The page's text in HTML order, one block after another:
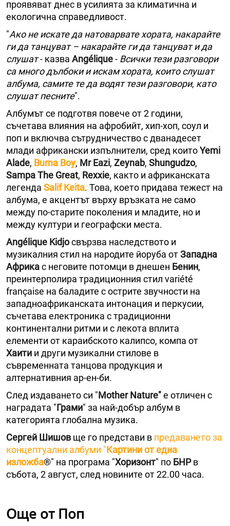
проявяват днес в усилията за климатична и
екологична справедливост.
"Ако не искате да натоварвате хората, накарайте
ги да танцуват – накарайте ги да танцуват и да
слушат- казва Angélique- Всички тези разговори
са много дълбоки и искам хората, които слушат
албума, самите те да водят тези разговори, като
слушат песните".
Албумът се подготвя повече от 2 години,
съчетава влияния на афробийт, хип-хоп, соул и
поп и включва сътрудничество с дванадесет
млади африкански изпълнители, сред коитоYemi
Alade, Burna Boy, Mr Eazi, Zeynab, Shungudzo,
Sampa The Great, Rexxie, както и африканската
легенда Salif Keita. Това, което придава тежест на
албума, е акцентът върху връзката не само
между по-старите поколения и младите, но и
между култури и географски места.
Angélique Kidjoсвързва наследството и
музикалния стил на народите йоруба отЗападна
Африкас неговите потомци в днешен Бенин,
преинтерполира традиционния стил variété
française на баладите с острите звучности на
западноафриканската интонация и перкусии,
съчетава електроника с традиционни
континентални ритми и с лекота вплита
елементи от караибското калипсо, компа от
Хаити и други музикални стилове в
съвременната танцова продукция и
алтернативния ар-ен-би.
След издаването си "Mother Nature"е отличен с
наградата "Грами" за най-добър албум в
категорията глобална музика.
Сергей Шишов ще го представи в предаването за
концептуални албуми "Картини от една
изложба®" на програма "Хоризонт" по БНРв
събота, 2 август, след новините от 22.00 часа.
Още от Поп